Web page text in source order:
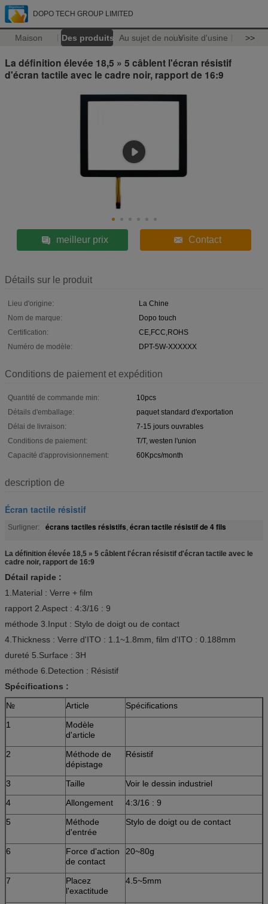
DOPO TECH GROUP LIMITED
Maison Des produits Au sujet de nousVisite d'usine >>
La définition élevée 18,5 » 5 câblent l'écran résistif
d'écran tactile avec le cadre noir, rapport de 16:9
meilleur prix Contact
Détails sur le produit
Lieu d'origine:
La Chine
Nom de marque:
Dopo touch
Certification:
CE,FCC,ROHS
Numéro de modèle:
DPT-5W-XXXXXX
Conditions de paiement et expédition
Quantité de commande min:
10pcs
Détails d'emballage:
paquet standard d'exportation
Délai de livraison:
7-15 jours ouvrables
Conditions de paiement:
T/T, westen l'union
Capacité d'approvisionnement:
60Kpcs/month
description de
Écran tactile résistif
Surligner: écrans tactiles résistifs, écran tactile résistif de 4 fils
La définition élevée 18,5 » 5 câblent l'écran résistif d'écran tactile avec le
cadre noir, rapport de 16:9
Détail rapide :
1.Material : Verre + film
rapport 2.Aspect : 4:3/16 : 9
méthode 3.Input : Stylo de doigt ou de contact
4.Thickness : Verre d'ITO : 1.1~1.8mm, film d'ITO : 0.188mm
dureté 5.Surface : 3H
méthode 6.Detection : Résistif
Spécifications :
№
Article
Spécifications
1
Modèle
d'article
2
Méthode de
dépistage
Résistif
3 Taille
Voir le dessin industriel
4
Allongement
4:3/16 : 9
5
Méthode
d'entrée
Stylo de doigt ou de contact
6
Force d'action
de contact
20~80g
7
Placez
l'exactitude
4.5~5mm